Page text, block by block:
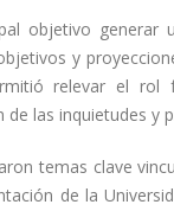
objetivo
y
relevar el
de las inquietudes y
temas clave
de la